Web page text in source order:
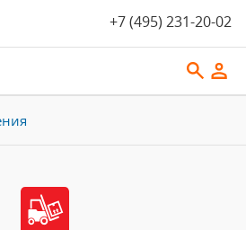
+7 (495) 231-20-02